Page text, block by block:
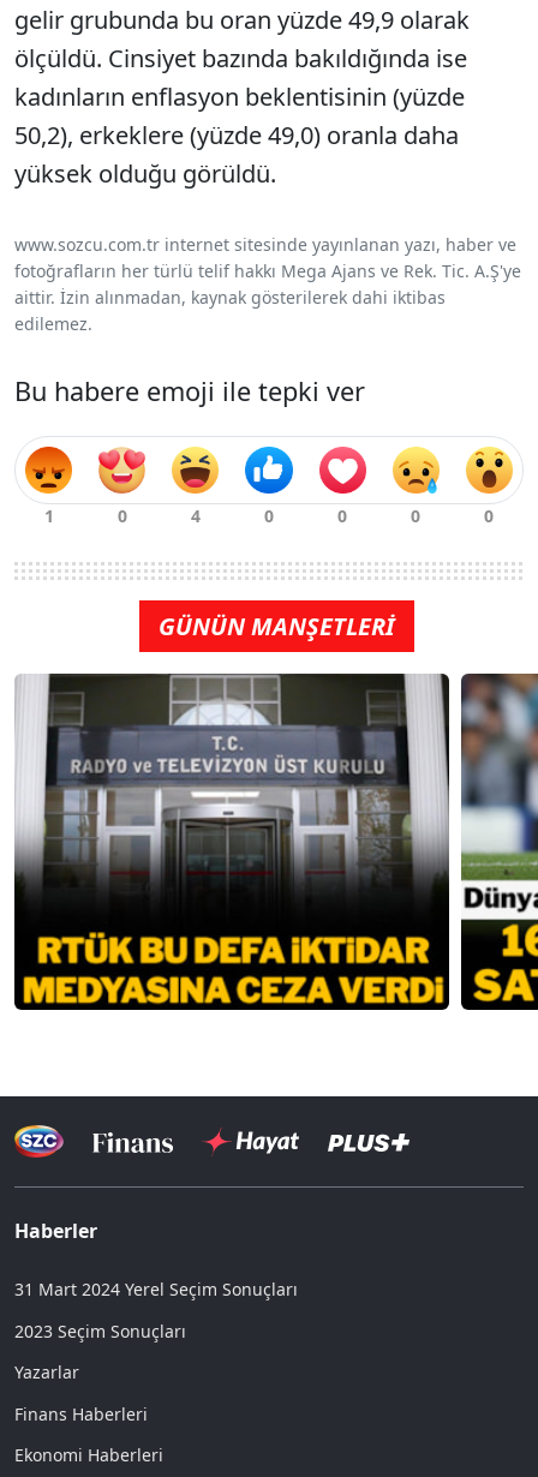
gelir grubunda bu oran yüzde 49,9 olarak
ölçüldü. Cinsiyet bazında bakıldığında ise
kadınların enflasyon beklentisinin (yüzde
50,2), erkeklere (yüzde 49,0) oranla daha
yüksek olduğu görüldü.
www.sozcu.com.tr internet sitesinde yayınlanan yazı, haber ve
fotoğrafların her türlü telif hakkı Mega Ajans ve Rek. Tic. A.Ş'ye
aittir. İzin alınmadan, kaynak gösterilerek dahi iktibas
edilemez.
Bu habere emoji ile tepki ver
GÜNÜN MANŞETLERİ
Haberler
31 Mart 2024 Yerel Seçim Sonuçları
2023 Seçim Sonuçları
Yazarlar
Finans Haberleri
Ekonomi Haberleri